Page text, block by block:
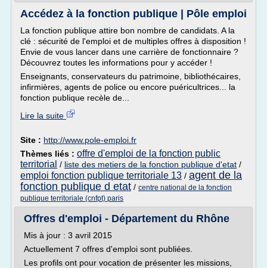
Accédez à la fonction publique | Pôle emploi
La fonction publique attire bon nombre de candidats. A la
clé : sécurité de l'emploi et de multiples offres à disposition !
Envie de vous lancer dans une carrière de fonctionnaire ?
Découvrez toutes les informations pour y accéder !
Enseignants, conservateurs du patrimoine, bibliothécaires,
infirmières, agents de police ou encore puéricultrices... la
fonction publique recèle de...
Lire la suite
Site : http://www.pole-emploi.fr
Thèmes liés : offre d'emploi de la fonction public
territorial / liste des metiers de la fonction publique d'etat /
emploi fonction publique territoriale 13 / agent de la
fonction publique d etat / centre national de la fonction
publique territoriale (cnfpt) paris
Offres d'emploi - Département du Rhône
Mis à jour : 3 avril 2015
Actuellement 7 offres d'emploi sont publiées.
Les profils ont pour vocation de présenter les missions,